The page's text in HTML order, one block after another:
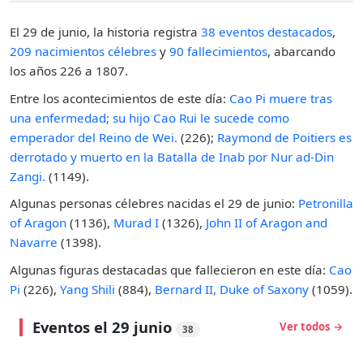
El 29 de junio, la historia registra 38 eventos destacados,
209 nacimientos célebres y 90 fallecimientos, abarcando
los años 226 a 1807.
Entre los acontecimientos de este día: Cao Pi muere tras
una enfermedad; su hijo Cao Rui le sucede como
emperador del Reino de Wei. (226); Raymond de Poitiers es
derrotado y muerto en la Batalla de Inab por Nur ad-Din
Zangi. (1149).
Algunas personas célebres nacidas el 29 de junio: Petronilla
of Aragon (1136), Murad I (1326), John II of Aragon and
Navarre (1398).
Algunas figuras destacadas que fallecieron en este día: Cao
Pi (226), Yang Shili (884), Bernard II, Duke of Saxony (1059).
Eventos el 29 junio 38 Ver todos →